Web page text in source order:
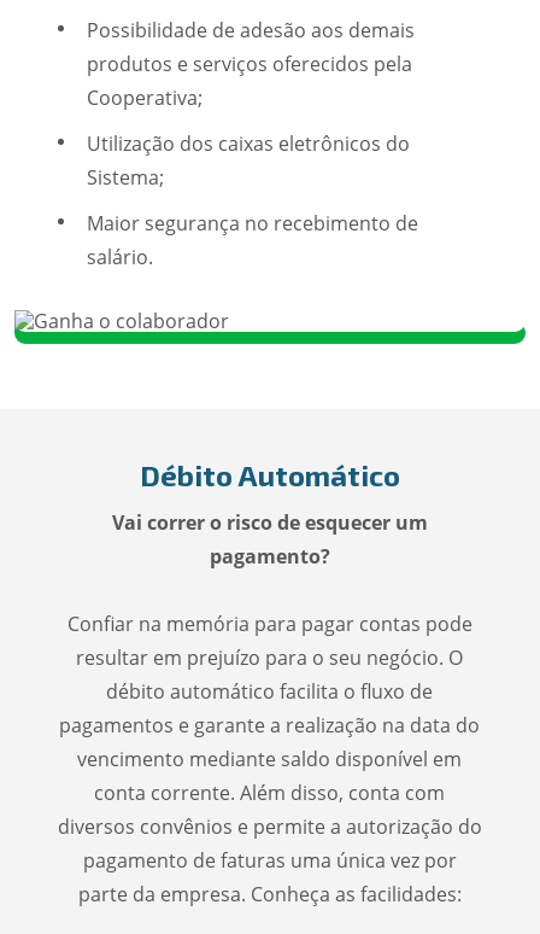
Possibilidade de adesão aos demais
produtos e serviços oferecidos pela
Cooperativa;
Utilização dos caixas eletrônicos do
Sistema;
Maior segurança no recebimento de
salário.
Débito Automático
Vai correr o risco de esquecer um
pagamento?
Confiar na memória para pagar contas pode
resultar em prejuízo para o seu negócio. O
débito automático facilita o fluxo de
pagamentos e garante a realização na data do
vencimento mediante saldo disponível em
conta corrente. Além disso, conta com
diversos convênios e permite a autorização do
pagamento de faturas uma única vez por
parte da empresa. Conheça as facilidades: